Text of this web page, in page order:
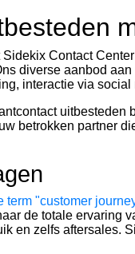
Contact
diverse aanbod
interactie via social
betrokken partner
term "customer
de totale ervaring
en zelfs aftersales.